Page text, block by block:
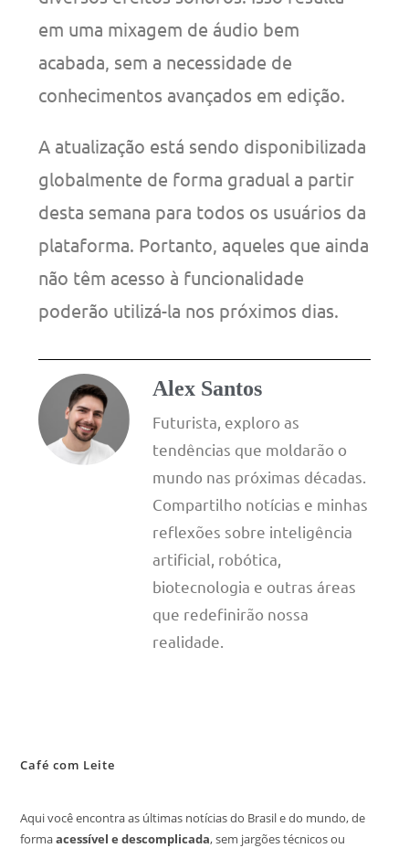
em uma mixagem de áudio bem
acabada, sem a necessidade de
conhecimentos avançados em edição.
A atualização está sendo disponibilizada
globalmente de forma gradual a partir
desta semana para todos os usuários da
plataforma. Portanto, aqueles que ainda
não têm acesso à funcionalidade
poderão utilizá-la nos próximos dias.
Alex Santos
Futurista, exploro as
tendências que moldarão o
mundo nas próximas décadas.
Compartilho notícias e minhas
reflexões sobre inteligência
artificial, robótica,
biotecnologia e outras áreas
que redefinirão nossa
realidade.
Café com Leite
Aqui você encontra as últimas notícias do Brasil e do mundo, de
formaacessível e descomplicada, sem jargões técnicos ou